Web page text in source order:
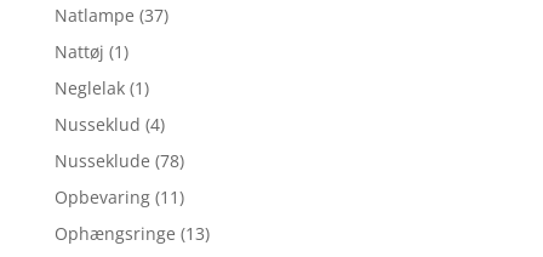
Natlampe (37)
Nattøj (1)
Neglelak (1)
Nusseklud (4)
Nusseklude (78)
Opbevaring (11)
Ophængsringe (13)